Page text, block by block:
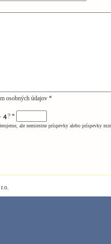
osobných údajov *
? *
ale nemiestne príspevky alebo príspevky